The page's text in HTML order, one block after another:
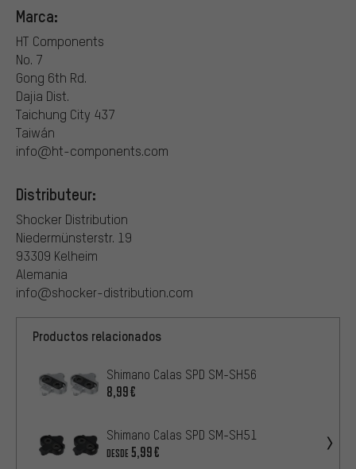
Marca:
HT Components
No. 7
Gong 6th Rd.
Dajia Dist.
Taichung City 437
Taiwán
info@ht-components.com
Distributeur:
Shocker Distribution
Niedermünsterstr. 19
93309 Kelheim
Alemania
info@shocker-distribution.com
Productos relacionados
Shimano Calas SPD SM-SH56
8,99€
Shimano Calas SPD SM-SH51
DESDE 5,99€